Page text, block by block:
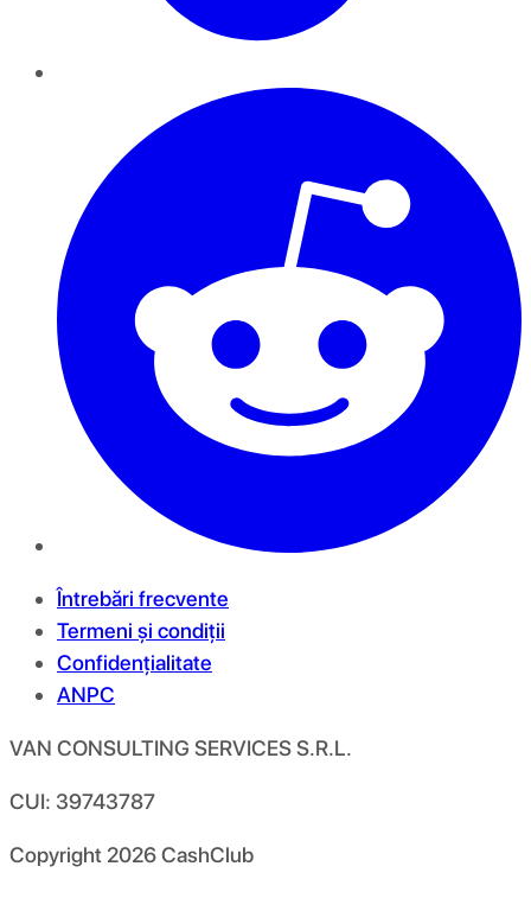
Întrebări frecvente
Termeni și condiții
Confidențialitate
ANPC
VAN CONSULTING SERVICES S.R.L.
CUI: 39743787
Copyright 2026CashClub